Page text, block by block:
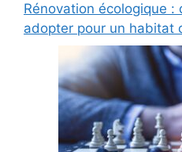
Rénovation écologique :
adopter pour un habitat